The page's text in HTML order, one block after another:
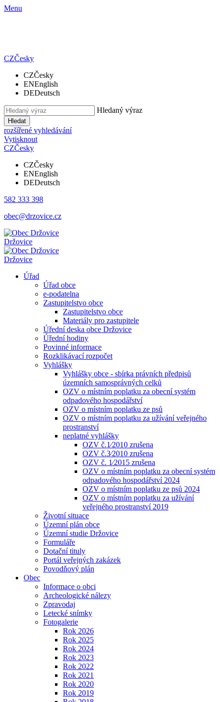
Menu
CZČesky
CZČesky
ENEnglish
DEDeutsch
Hledaný výraz
Hledat
rozšířené vyhledávání
Vytisknout
CZČesky
CZČesky
ENEnglish
DEDeutsch
582 333 398
obec@drzovice.cz
Držovice
Držovice
Úřad
Úřad obce
e-podatelna
Zastupitelstvo obce
Zastupitelstvo obce
Materiály pro zastupitele
Úřední deska obce Držovice
Úřední hodiny
Povinné informace
Rozklikávací rozpočet
Vyhlášky
Vyhlášky obce - sbírka právních předpisů
územních samosprávných celků
OZV o místním poplatku za obecní systém
odpadového hospodářství
OZV o místním poplatku ze psů
OZV o místním poplatku za užívání veřejného
prostranství
neplatné vyhlášky
OZV č.1⁄2010 zrušena
OZV č.3⁄2010 zrušena
OZV č. 1⁄2015 zrušena
OZV o místním poplatku za obecní systém
odpadového hospodářství 2024
OZV o místním poplatku ze psů 2024
OZV o místním poplatku za užívání
veřejného prostranství 2019
Životní situace
Územní plán obce
Územní studie Držovice
Formuláře
Dotační tituly
Portál veřejných zakázek
Povodňový plán
Obec
Informace o obci
Archeologické nálezy
Zpravodaj
Letecké snímky
Fotogalerie
Rok 2026
Rok 2025
Rok 2024
Rok 2023
Rok 2022
Rok 2021
Rok 2020
Rok 2019